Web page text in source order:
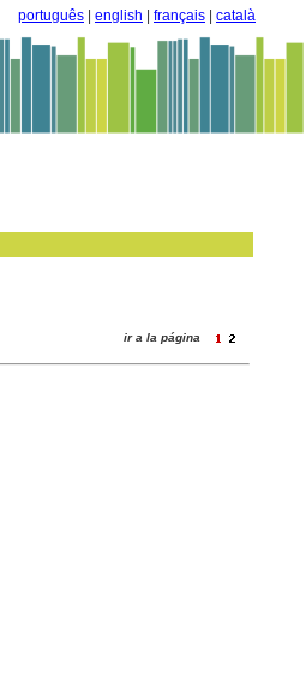
português english français català
ir a la página